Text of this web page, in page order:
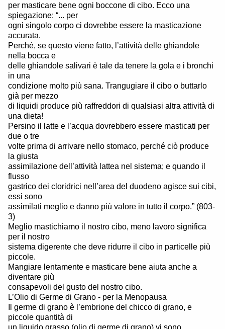
per masticare bene ogni boccone di cibo. Ecco una
spiegazione: “... per
ogni singolo corpo ci dovrebbe essere la masticazione
accurata.
Perché, se questo viene fatto, l’attività delle ghiandole
nella bocca e
delle ghiandole salivari è tale da tenere la gola e i bronchi
in una
condizione molto più sana. Trangugiare il cibo o buttarlo
già per mezzo
di liquidi produce più raffreddori di qualsiasi altra attività di
una dieta!
Persino il latte e l’acqua dovrebbero essere masticati per
due o tre
volte prima di arrivare nello stomaco, perché ciò produce
la giusta
assimilazione dell’attività lattea nel sistema; e quando il
flusso
gastrico dei cloridrici nell’area del duodeno agisce sui cibi,
essi sono
assimilati meglio e danno più valore in tutto il corpo.” (803-
3)
Meglio mastichiamo il nostro cibo, meno lavoro significa
per il nostro
sistema digerente che deve ridurre il cibo in particelle più
piccole.
Mangiare lentamente e masticare bene aiuta anche a
diventare più
consapevoli del gusto del nostro cibo.
L’Olio di Germe di Grano - per la Menopausa
Il germe di grano è l’embrione del chicco di grano, e
piccole quantità di
un liquido grasso (olio di germe di grano) vi sono